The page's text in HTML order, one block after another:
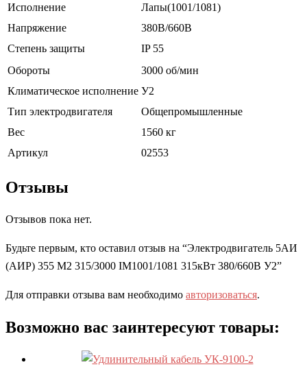
Исполнение
Лапы(1001/1081)
Напряжение
380В/660В
Степень защиты
IP 55
Обороты
3000 об/мин
Климатическое исполнение У2
Тип электродвигателя
Общепромышленные
Вес
1560 кг
Артикул
02553
Отзывы
Отзывов пока нет.
Будьте первым, кто оставил отзыв на “Электродвигатель 5АИ
(АИР) 355 М2 315/3000 IM1001/1081 315кВт 380/660В У2”
Для отправки отзыва вам необходимо авторизоваться.
Возможно вас заинтересуют товары: